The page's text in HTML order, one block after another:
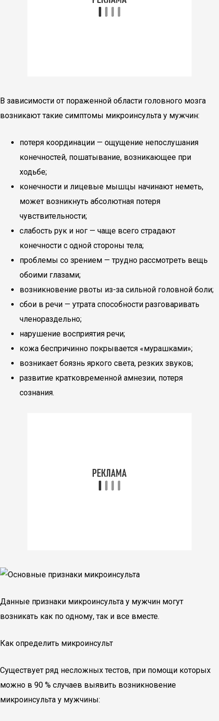
В зависимости от пораженной области головного мозга
возникают такие симптомы микроинсульта у мужчин:
потеря координации — ощущение непослушания
конечностей, пошатывание, возникающее при
ходьбе;
конечности и лицевые мышцы начинают неметь,
может возникнуть абсолютная потеря
чувствительности;
слабость рук и ног — чаще всего страдают
конечности с одной стороны тела;
проблемы со зрением — трудно рассмотреть вещь
обоими глазами;
возникновение рвоты из-за сильной головной боли;
сбои в речи — утрата способности разговаривать
членораздельно;
нарушение восприятия речи;
кожа беспричинно покрывается «мурашками»;
возникает боязнь яркого света, резких звуков;
развитие кратковременной амнезии, потеря
сознания.
Данные признаки микроинсульта у мужчин могут
возникать как по одному, так и все вместе.
Как определить микроинсульт
Существует ряд несложных тестов, при помощи которых
можно в 90 % случаев выявить возникновение
микроинсульта у мужчины: